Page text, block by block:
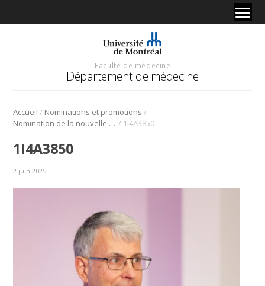
Faculté de médecine
Département de médecine
Accueil / Nominations et promotions /
Nomination de la nouvelle direction du Département de médecine : Dr Marc Bilodeau / 1I4A3850
1I4A3850
2 juin 2025